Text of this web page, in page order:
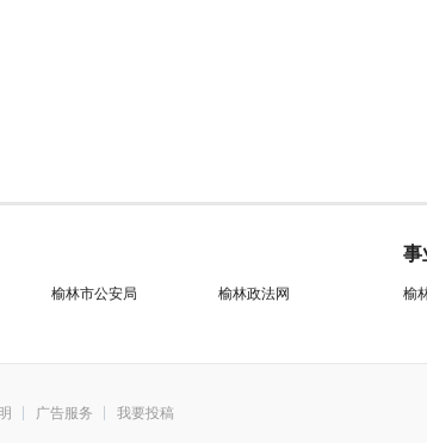
榆林市公安局 榆林政法网
事
榆
广告服务 我要投稿